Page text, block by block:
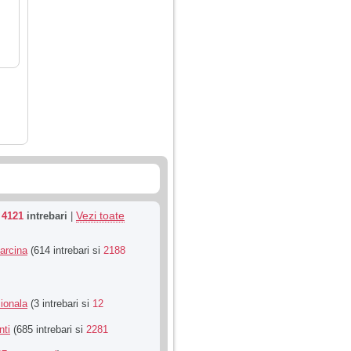
4121 intrebari
Vezi toate
(614 intrebari si 2188
(3 intrebari si 12
(685 intrebari si 2281